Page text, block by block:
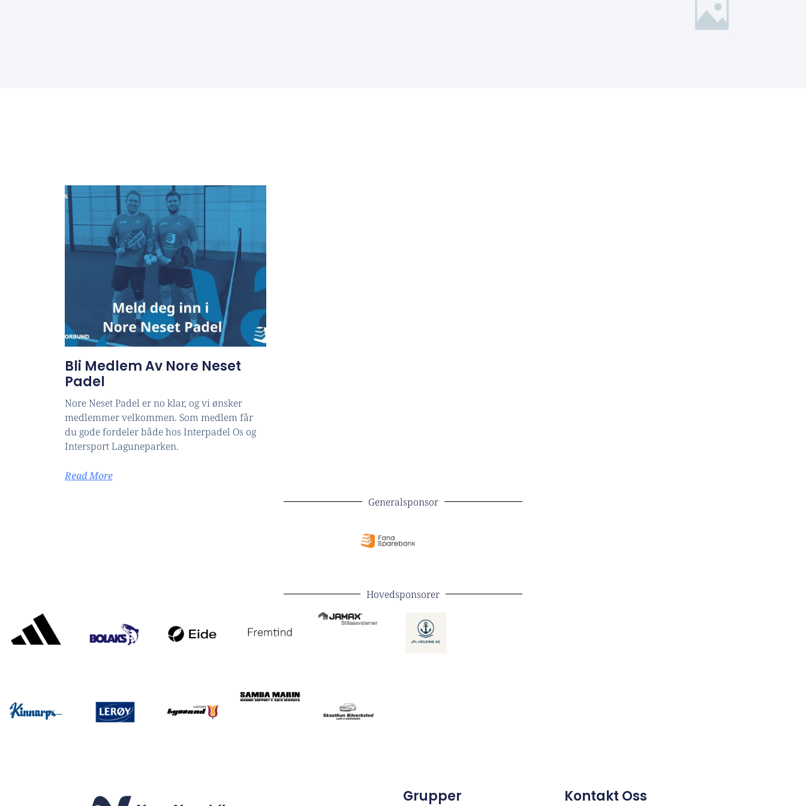
Bli Medlem Av Nore Neset
Padel
Nore Neset Padel er no klar, og vi ønsker
medlemmer velkommen. Som medlem får
du gode fordeler både hos Interpadel Os og
Intersport Laguneparken.
Read More
Generalsponsor
Hovedsponsorer
Grupper Kontakt Oss